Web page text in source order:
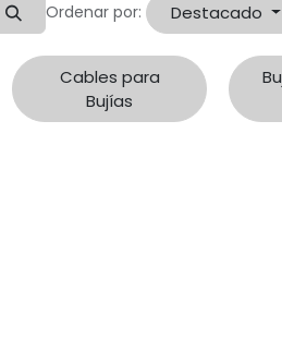
Ordenar por: Destacado
Cables para
Bujías